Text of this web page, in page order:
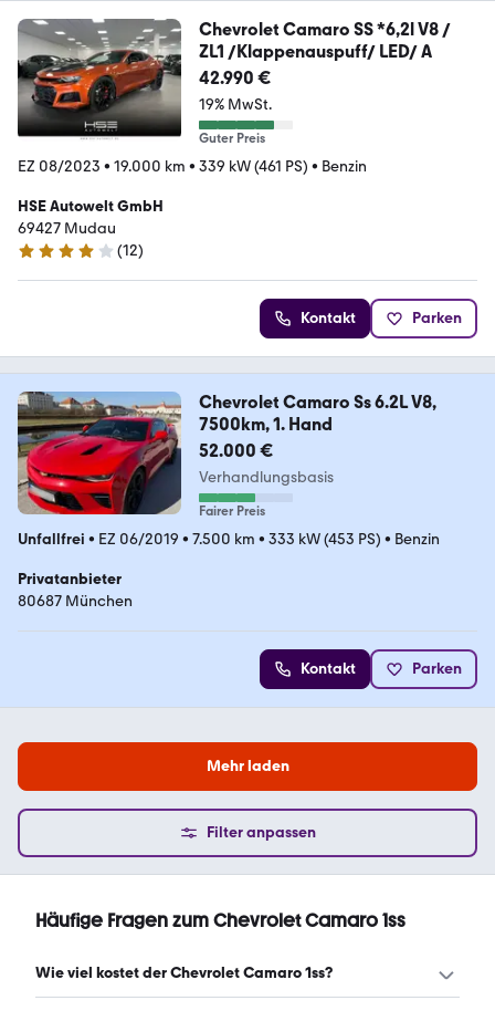
Chevrolet Camaro SS *6,2l V8 /
ZL1 /Klappenauspuff/ LED/ A
42.990 €
19% MwSt.
Guter Preis
EZ 08/2023 • 19.000 km • 339 kW (461 PS) • Benzin
HSE Autowelt GmbH
69427 Mudau
4.2 Sterne
(12)
Kontakt Parken
Chevrolet Camaro Ss 6.2L V8,
7500km, 1. Hand
52.000 €
Verhandlungsbasis
Fairer Preis
Unfallfrei • EZ 06/2019 • 7.500 km • 333 kW (453 PS) • Benzin
Privatanbieter
80687 München
Kontakt Parken
Mehr laden
Filter anpassen
Häufige Fragen zum Chevrolet Camaro 1ss
Wie viel kostet der Chevrolet Camaro 1ss?